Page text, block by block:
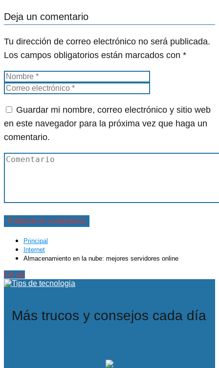
Deja un comentario
Tu dirección de correo electrónico no será publicada.
Los campos obligatorios están marcados con *
Guardar mi nombre, correo electrónico y sitio web
en este navegador para la próxima vez que haga un
comentario.
Principal
Internet
Almacenamiento en la nube: mejores servidores online
Go up
Más trucos y consejos cada día